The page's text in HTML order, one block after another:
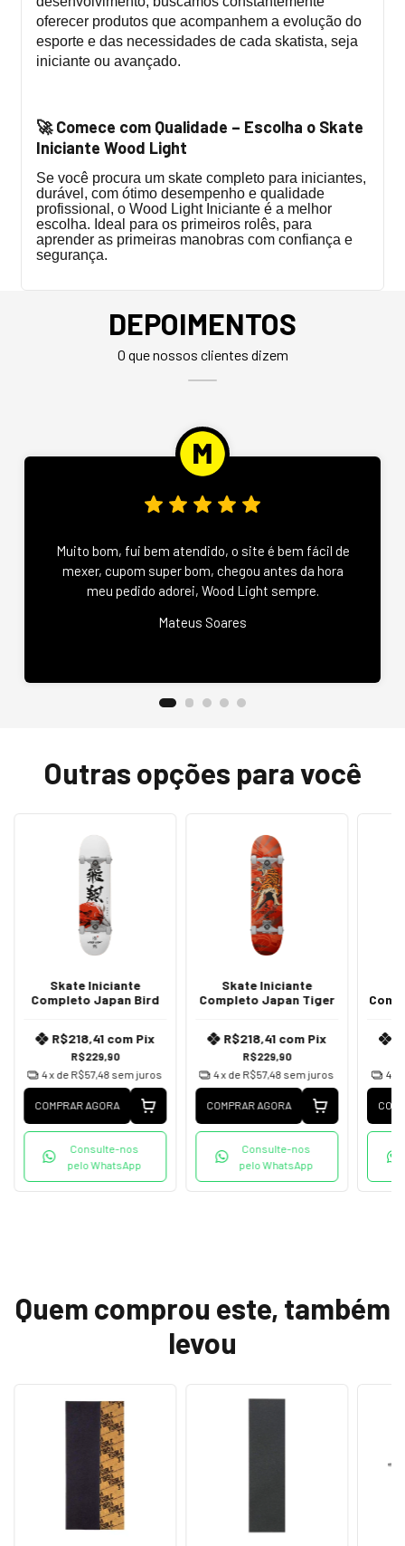
oferecer produtos que acompanhem a evolução do
esporte e das necessidades de cada skatista, seja
iniciante ou avançado.
🚀Comece com Qualidade – Escolha o Skate
Iniciante Wood Light
Se você procura um skate completo para iniciantes,
durável, com ótimo desempenho e qualidade
profissional, o Wood Light Iniciante é a melhor
escolha. Ideal para os primeiros rolês, para
aprender as primeiras manobras com confiança e
segurança.
DEPOIMENTOS
O que nossos clientes dizem
Muito bom, fui bem atendido, o site é bem fácil de
mexer, cupom super bom, chegou antes da hora
meu pedido adorei, Wood Light sempre.
Mateus Soares
Outras opções para você
Skate Iniciante
Completo Japan Bird
R$229,90
R$218,41 com Pix
4x de R$57,48 sem juros
COMPRAR AGORA
Consulte-nos
pelo WhatsApp
Skate Iniciante
Completo Japan Tiger
R$229,90
R$218,41 com Pix
4x de R$57,48 sem juros
COMPRAR AGORA
Consulte-nos
pelo WhatsApp
4
Quem comprou este, também
levou